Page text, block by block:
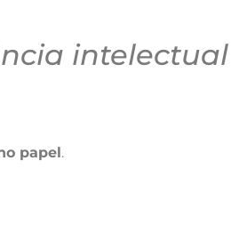
intelectual
papel.